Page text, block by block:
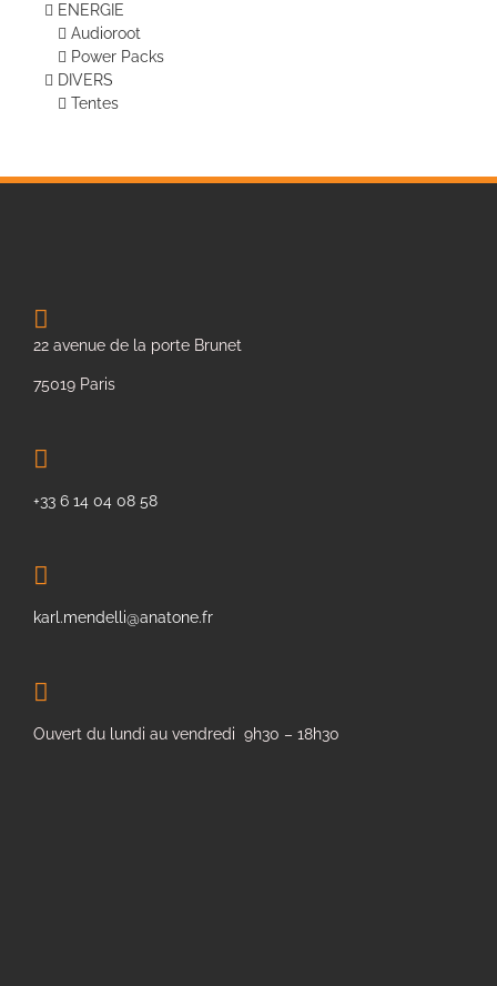
ENERGIE
Audioroot
Power Packs
DIVERS
Tentes
22 avenue de la porte Brunet
75019 Paris
+33 6 14 04 08 58
karl.mendelli@anatone.fr
Ouvert du lundi au vendredi 9h30 – 18h30